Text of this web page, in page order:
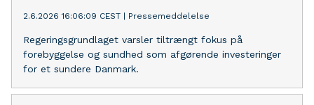
2.6.2026 16:06:09 CEST Pressemeddelelse
Regeringsgrundlaget varsler tiltrængt fokus på
forebyggelse og sundhed som afgørende investeringer
for et sundere Danmark.